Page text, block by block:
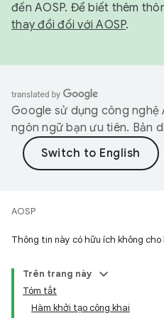
đến AOSP. Để biết thêm
thay đổi đối với AOSP.
Google sử dụng công nghệ
ngôn ngữ bạn ưu tiên. Bản
AOSP
Thông tin này có hữu ích không cho
Trên trang này
Tóm tắt
Hàm khởi tạo công khai